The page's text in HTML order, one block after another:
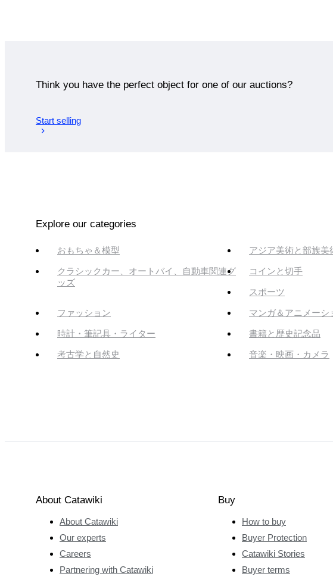
Think you have the perfect object for one of our auctions?
Start selling
Explore our categories
おもちゃ＆模型 アジア美術と部族美
クラシックカー、オートバイ、自動車関連グ
ッズ
コインと切手
スポーツ
ファッション マンガ＆アニメーシ
時計・筆記具・ライター 書籍と歴史記念品
考古学と自然史 音楽・映画・カメラ
About Catawiki
About Catawiki
Our experts
Careers
Partnering with Catawiki
Buy
How to buy
Buyer Protection
Catawiki Stories
Buyer terms